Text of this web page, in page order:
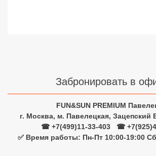
Забронировать в
FUN&SUN PREMIUM
г. Москва, м. Павелецкая, Зацепский
☎ +7(499)11-33-403
☎
✅ Время работы: Пн-Пт 10:00-19:00
Сетевые отели Бали
Сетевые отели Сейшел
Сетевые отели Маврикия